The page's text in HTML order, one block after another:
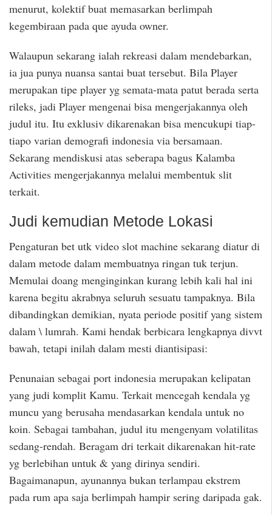
menurut, kolektif buat memasarkan berlimpah
kegembiraan pada que ayuda owner.
Walaupun sekarang ialah rekreasi dalam mendebarkan,
ia jua punya nuansa santai buat tersebut. Bila Player
merupakan tipe player yg semata-mata patut berada serta
rileks, jadi Player mengenai bisa mengerjakannya oleh
judul itu. Itu exklusiv dikarenakan bisa mencukupi tiap-
tiapo varian demografi indonesia via bersamaan.
Sekarang mendiskusi atas seberapa bagus Kalamba
Activities mengerjakannya melalui membentuk slit
terkait.
Judi kemudian Metode Lokasi
Pengaturan bet utk video slot machine sekarang diatur di
dalam metode dalam membuatnya ringan tuk terjun.
Memulai doang menginginkan kurang lebih kali hal ini
karena begitu akrabnya seluruh sesuatu tampaknya. Bila
dibandingkan demikian, nyata periode positif yang sistem
dalam \ lumrah. Kami hendak berbicara lengkapnya divvt
bawah, tetapi inilah dalam mesti diantisipasi:
Penunaian sebagai port indonesia merupakan kelipatan
yang judi komplit Kamu. Terkait mencegah kendala yg
muncu yang berusaha mendasarkan kendala untuk no
koin. Sebagai tambahan, judul itu mengenyam volatilitas
sedang-rendah. Beragam dri terkait dikarenakan hit-rate
yg berlebihan untuk & yang dirinya sendiri.
Bagaimanapun, ayunannya bukan terlampau ekstrem
pada rum apa saja berlimpah hampir sering daripada gak.